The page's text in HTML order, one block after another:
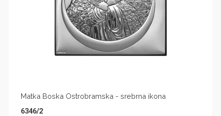
Matka Boska Ostrobramska - srebrna ikona
6346/2